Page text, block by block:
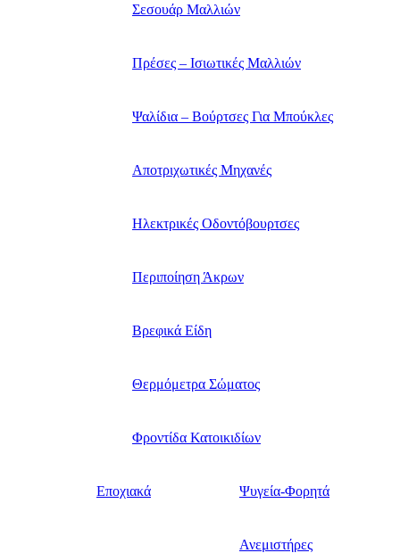
Σεσουάρ Μαλλιών
Πρέσες – Ισιωτικές Μαλλιών
Ψαλίδια – Βούρτσες Για Μπούκλες
Αποτριχωτικές Μηχανές
Ηλεκτρικές Οδοντόβουρτσες
Περιποίηση Άκρων
Βρεφικά Είδη
Θερμόμετρα Σώματος
Φροντίδα Κατοικιδίων
Εποχιακά Ψυγεία-Φορητά
Ανεμιστήρες